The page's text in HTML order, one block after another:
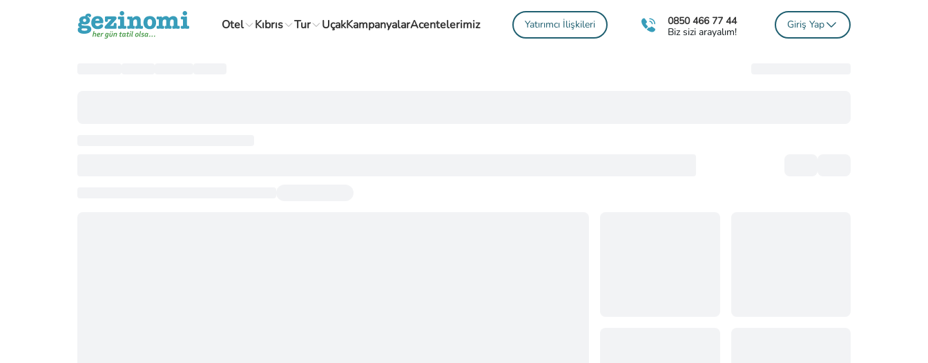
Otel Kıbrıs Tur UçakKampanyalarAcentelerimiz Yatırımcı İlişkileri
0850 466 77 44
Biz sizi arayalım!
Giriş Yap